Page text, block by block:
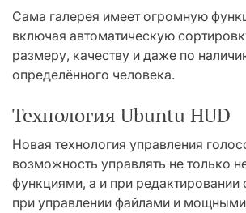
Сама галерея имеет огромную
включая автоматическую
размеру, качеству и даже по
определённого человека.
Технология Ubuntu HUD
Новая технология управления
возможность управлять не только
функциями, а и при редактировании
при управлении файлами и